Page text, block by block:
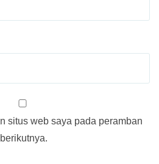
situs web saya pada peramban